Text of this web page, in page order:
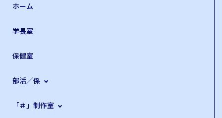
ホーム
学長室
保健室
部活／係
「＃」制作室